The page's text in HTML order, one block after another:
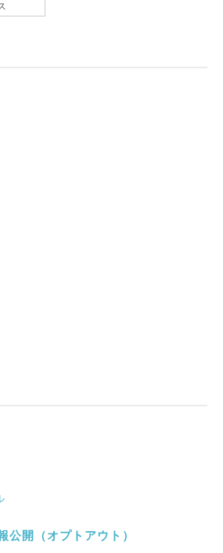
公開（オプトアウト）